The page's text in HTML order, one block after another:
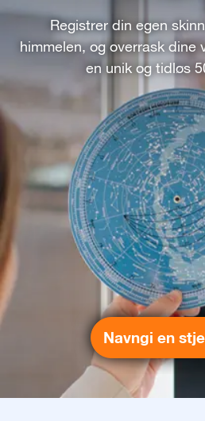
Registrer din egen
himmelen, og overrask dine
en unik og tidløs
Navngi en